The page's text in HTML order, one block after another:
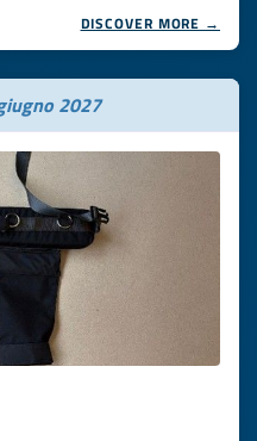
DISCOVER MORE →
2027